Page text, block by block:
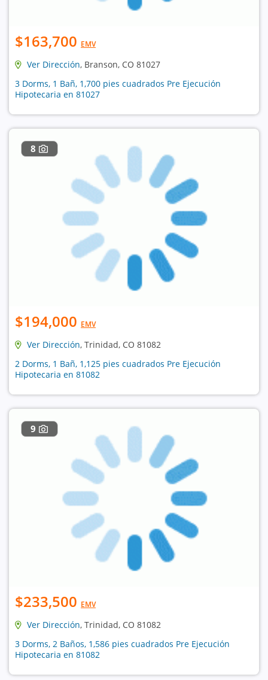
$163,700 EMV
Ver Dirección, Branson, CO 81027
3 Dorms, 1 Bañ, 1,700 pies cuadrados Pre Ejecución
Hipotecaria en 81027
8
$194,000 EMV
Ver Dirección, Trinidad, CO 81082
2 Dorms, 1 Bañ, 1,125 pies cuadrados Pre Ejecución
Hipotecaria en 81082
9
$233,500 EMV
Ver Dirección, Trinidad, CO 81082
3 Dorms, 2 Baños, 1,586 pies cuadrados Pre Ejecución
Hipotecaria en 81082